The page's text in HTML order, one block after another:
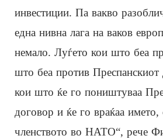
инвестиции. Па вакво
една нивна лага на ваков
немало. Луѓето кои што беа
што беа против Преспанскиот
кои што ќе го поништуваа
договор и ќе го враќаа името,
членството во НАТО“, рече